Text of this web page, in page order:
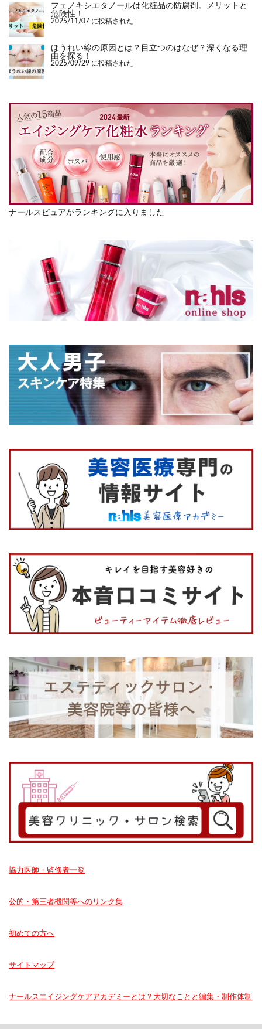
フェノキシエタノールは化粧品の防腐剤。メリットと
危険性！
2025/11/07 に投稿された
ほうれい線の原因とは？目立つのはなぜ？深くなる理
由を探る！
2025/09/29 に投稿された
ナールスピュアがランキングに入りました
協力医師・監修者一覧
公的・第三者機関等へのリンク集
初めての方へ
サイトマップ
ナールスエイジングケアアカデミーとは？大切なことと編集・制作体制